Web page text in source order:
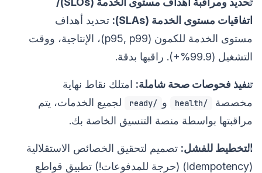
اتفاقيات مستوى الخدمة (SLAs):
تحديد أهداف
مستوى الخدمة للكمون (p95, p99)، الإنتاجية، ووقت
التشغيل (99.9%+). راقبها بدقة.
تنفيذ فحوصات صحة شاملة: امتلك نقاط نهاية
مخصصة
/health و /ready
لجميع الخدمات، يتم
مراقبتها بواسطة منصة التنسيق الخاصة بك.
التخطيط للفشل: تصميم لتحقيق الخصائص الاستقلالية
(idempotency) (حرجة للمدفوعات!) تطبيق قواطع